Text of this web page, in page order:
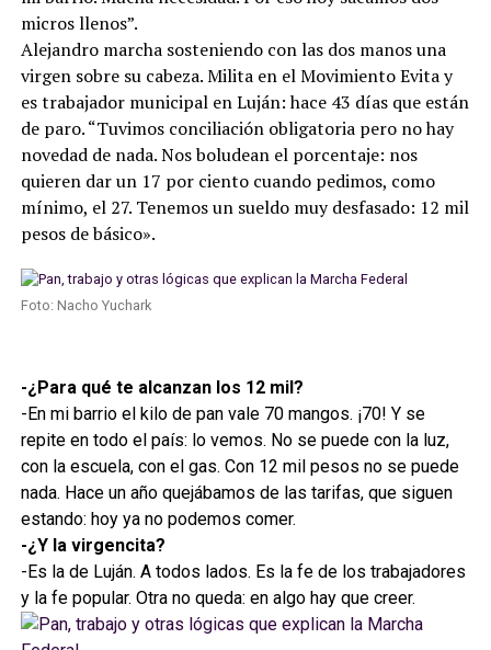
micros llenos”.
Alejandro marcha sosteniendo con las dos manos una
virgen sobre su cabeza. Milita en el Movimiento Evita y
es trabajador municipal en Luján: hace 43 días que están
de paro. “Tuvimos conciliación obligatoria pero no hay
novedad de nada. Nos boludean el porcentaje: nos
quieren dar un 17 por ciento cuando pedimos, como
mínimo, el 27. Tenemos un sueldo muy desfasado: 12 mil
pesos de básico».
Foto: Nacho Yuchark
-¿Para qué te alcanzan los 12 mil?
-En mi barrio el kilo de pan vale 70 mangos. ¡70! Y se
repite en todo el país: lo vemos. No se puede con la luz,
con la escuela, con el gas. Con 12 mil pesos no se puede
nada. Hace un año quejábamos de las tarifas, que siguen
estando: hoy ya no podemos comer.
-¿Y la virgencita?
-Es la de Luján. A todos lados. Es la fe de los trabajadores
y la fe popular. Otra no queda: en algo hay que creer.